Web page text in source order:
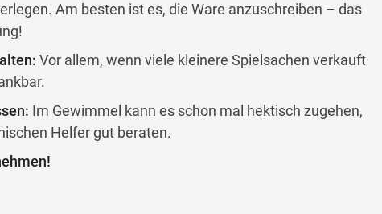
Am besten ist es, die Ware anzuschreiben – das
Vor allem, wenn viele kleinere Spielsachen verkauft
Im Gewimmel kann es schon mal hektisch zugehen,
Helfer gut beraten.